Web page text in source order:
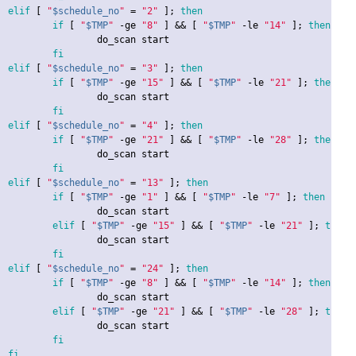
elif
"$schedule_no" = "2" ]; then
if
"$TMP" -ge "8" ] && [ "$TMP" -le "14" ]; then
fi
elif
"$schedule_no" = "3" ]; then
if
"$TMP" -ge "15" ] && [ "$TMP" -le "21" ]; then
fi
elif
"$schedule_no" = "4" ]; then
if
"$TMP" -ge "21" ] && [ "$TMP" -le "28" ]; then
fi
elif
"$schedule_no" = "13" ]; then
if
"$TMP" -ge "1" ] && [ "$TMP" -le "7" ]; then
elif
"$TMP" -ge "15" ] && [ "$TMP" -le "21" ]; then
fi
elif
"$schedule_no" = "24" ]; then
if
"$TMP" -ge "8" ] && [ "$TMP" -le "14" ]; then
elif
"$TMP" -ge "21" ] && [ "$TMP" -le "28" ]; then
fi